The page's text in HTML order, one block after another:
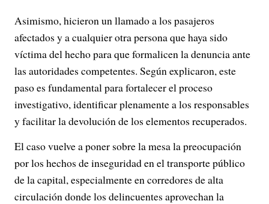
Asimismo, hicieron un llamado a los pasajeros
afectados y a cualquier otra persona que haya sido
víctima del hecho para que formalicen la denuncia ante
las autoridades competentes. Según explicaron, este
paso es fundamental para fortalecer el proceso
investigativo, identificar plenamente a los responsables
y facilitar la devolución de los elementos recuperados.
El caso vuelve a poner sobre la mesa la preocupación
por los hechos de inseguridad en el transporte público
de la capital, especialmente en corredores de alta
circulación donde los delincuentes aprovechan la